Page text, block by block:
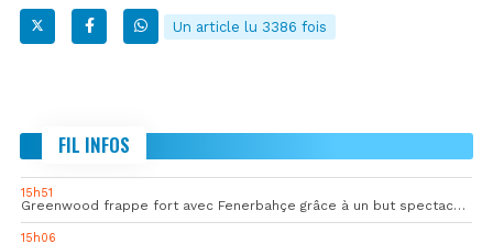
Un article lu 3386 fois
FIL INFOS
15h51
Greenwood frappe fort avec Fenerbahçe grâce à un but spectaculaire
15h06